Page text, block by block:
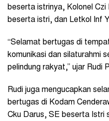
beserta istrinya, Kolonel
beserta istri, dan Letkol Inf
“Selamat bertugas di
komunikasi dan silaturahmi
pelindung rakyat,” ujar Rudi
Rudi juga mengucapkan
bertugas di Kodam
Cku Darus, SE beserta Istri